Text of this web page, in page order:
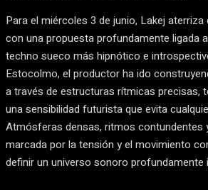
Para el miércoles 3 de junio, Lakej
con una propuesta profundamente ligada
techno sueco más hipnótico e
Estocolmo, el productor ha ido
a través de estructuras rítmicas precisas,
una sensibilidad futurista que evita
Atmósferas densas, ritmos contundentes
marcada por la tensión y el movimiento
definir un universo sonoro profundamente